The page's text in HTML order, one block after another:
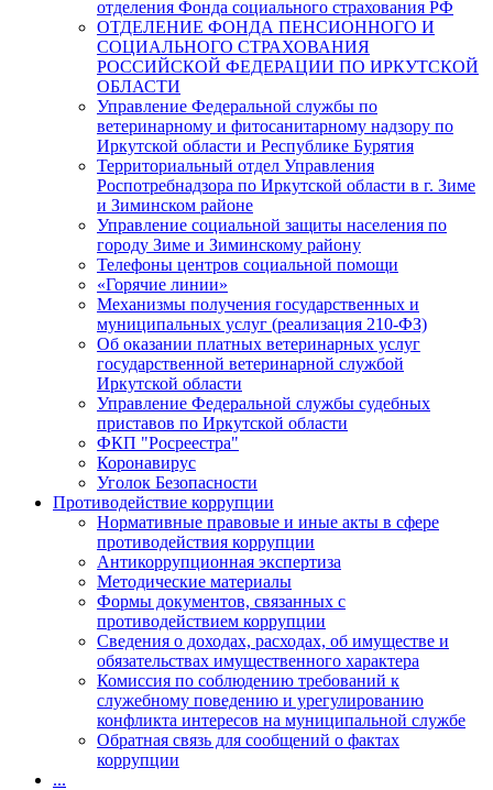
отделения Фонда социального страхования РФ
ОТДЕЛЕНИЕ ФОНДА ПЕНСИОННОГО И
СОЦИАЛЬНОГО СТРАХОВАНИЯ
РОССИЙСКОЙ ФЕДЕРАЦИИ ПО ИРКУТСКОЙ
ОБЛАСТИ
Управление Федеральной службы по
ветеринарному и фитосанитарному надзору по
Иркутской области и Республике Бурятия
Территориальный отдел Управления
Роспотребнадзора по Иркутской области в г. Зиме
и Зиминском районе
Управление социальной защиты населения по
городу Зиме и Зиминскому району
Телефоны центров социальной помощи
«Горячие линии»
Механизмы получения государственных и
муниципальных услуг (реализация 210-ФЗ)
Об оказании платных ветеринарных услуг
государственной ветеринарной службой
Иркутской области
Управление Федеральной службы судебных
приставов по Иркутской области
ФКП "Росреестра"
Коронавирус
Уголок Безопасности
Противодействие коррупции
Нормативные правовые и иные акты в сфере
противодействия коррупции
Антикоррупционная экспертиза
Методические материалы
Формы документов, связанных с
противодействием коррупции
Сведения о доходах, расходах, об имуществе и
обязательствах имущественного характера
Комиссия по соблюдению требований к
служебному поведению и урегулированию
конфликта интересов на муниципальной службе
Обратная связь для сообщений о фактах
коррупции
...